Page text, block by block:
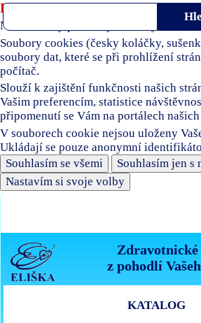
Používáme soubory cookies
Naše stránky používají soubory cookies.
Soubory cookies (česky koláčky,
soubory dat, které se při prohlížení
počítač.
Slouží k zajištění funkčnosti našich
Vašim preferencím, statistice
připomenutí se Vám na portálech
V souborech cookie nejsou uloženy
Ukládají se pouze anonymní
Souhlasím se všemi
Souhlasím jen s
Nastavím si svoje volby
z pohodlí
KATALOG